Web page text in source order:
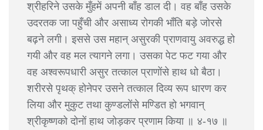
श्रीहरिने उसके मुँहमें अपनी बाँह डाल दी। वह बाँह उसके
उदरतक जा पहुँची और असाध्य रोगकी भाँति बड़े जोरसे
बढ़ने लगी। इससे उस महान् असुरकी प्राणवायु अवरुद्ध हो
गयी और वह मल त्यागने लगा। उसका पेट फट गया और
वह अश्वरूपधारी असुर तत्काल प्राणोंसे हाथ धो बैठा।
शरीरसे पृथक् होनेपर उसने तत्काल दिव्य रूप धारण कर
लिया और मुकुट तथा कुण्डलोंसे मण्डित हो भगवान्
श्रीकृष्णको दोनों हाथ जोड़कर प्रणाम किया ॥ ४-१७ ॥